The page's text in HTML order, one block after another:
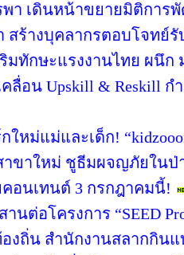
พา เดินหน้าขยายมิติกา
สร้างบุคลากรตอบโจทย์
ริมทักษะแรงงานไทย ผนึก
ลื่อน Upskill & Reskill
หม่แม่และเด็ก!
าขาใหม่ ชูธีมผจญภัยในป่
อนเทนต์ 3 กรกฎาคมนี้!
นต่อโครงการ “SEED
ถิ่น สำนักงานสลากกินแ